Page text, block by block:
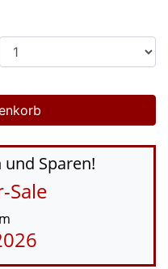
und Sparen!
Sale